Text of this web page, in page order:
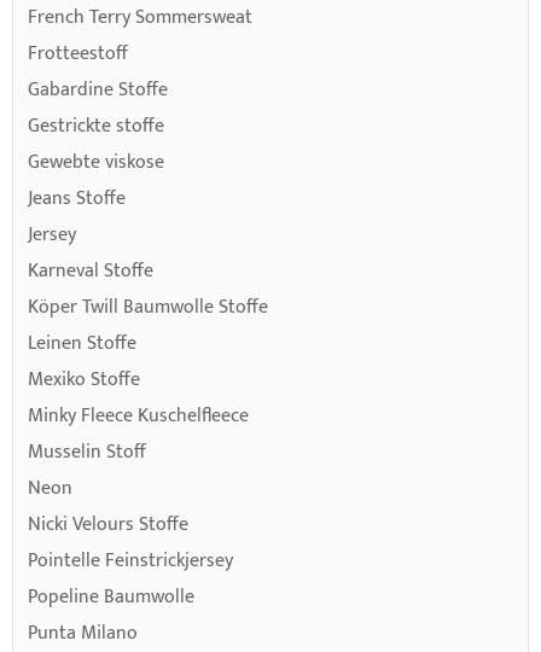
French Terry Sommersweat
Frotteestoff
Gabardine Stoffe
Gestrickte stoffe
Gewebte viskose
Jeans Stoffe
Jersey
Karneval Stoffe
Köper Twill Baumwolle Stoffe
Leinen Stoffe
Mexiko Stoffe
Minky Fleece Kuschelfleece
Musselin Stoff
Neon
Nicki Velours Stoffe
Pointelle Feinstrickjersey
Popeline Baumwolle
Punta Milano